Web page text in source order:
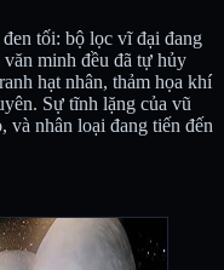
tối: bộ lọc vĩ đại đang
minh đều đã tự hủy
hạt nhân, thảm họa khí
Sự tĩnh lặng của vũ
và nhân loại đang tiến đến